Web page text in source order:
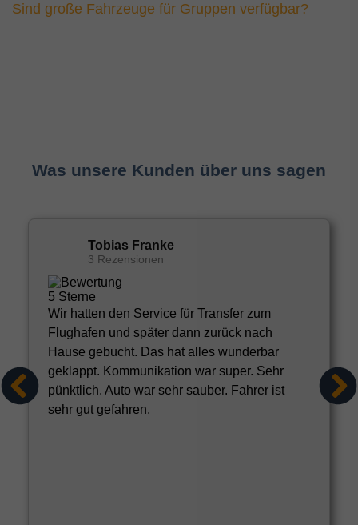
Sind große Fahrzeuge für Gruppen verfügbar?
Was unsere Kunden über uns sagen
Tobias Franke
3 Rezensionen
Wir hatten den Service für Transfer zum
Flughafen und später dann zurück nach
Hause gebucht. Das hat alles wunderbar
geklappt. Kommunikation war super. Sehr
pünktlich. Auto war sehr sauber. Fahrer ist
sehr gut gefahren.